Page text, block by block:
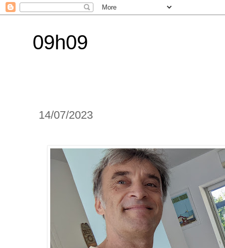
09h09
14/07/2023